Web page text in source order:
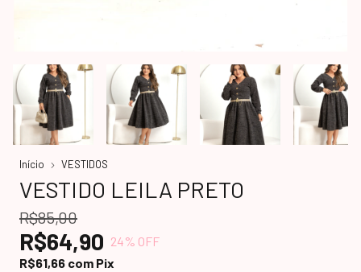
Início VESTIDOS
VESTIDO LEILA PRETO
R$85,00
R$64,90 24% OFF
R$61,66 com Pix